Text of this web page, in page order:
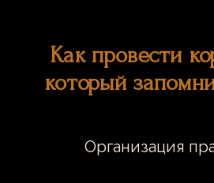
Как провести
который
Организация